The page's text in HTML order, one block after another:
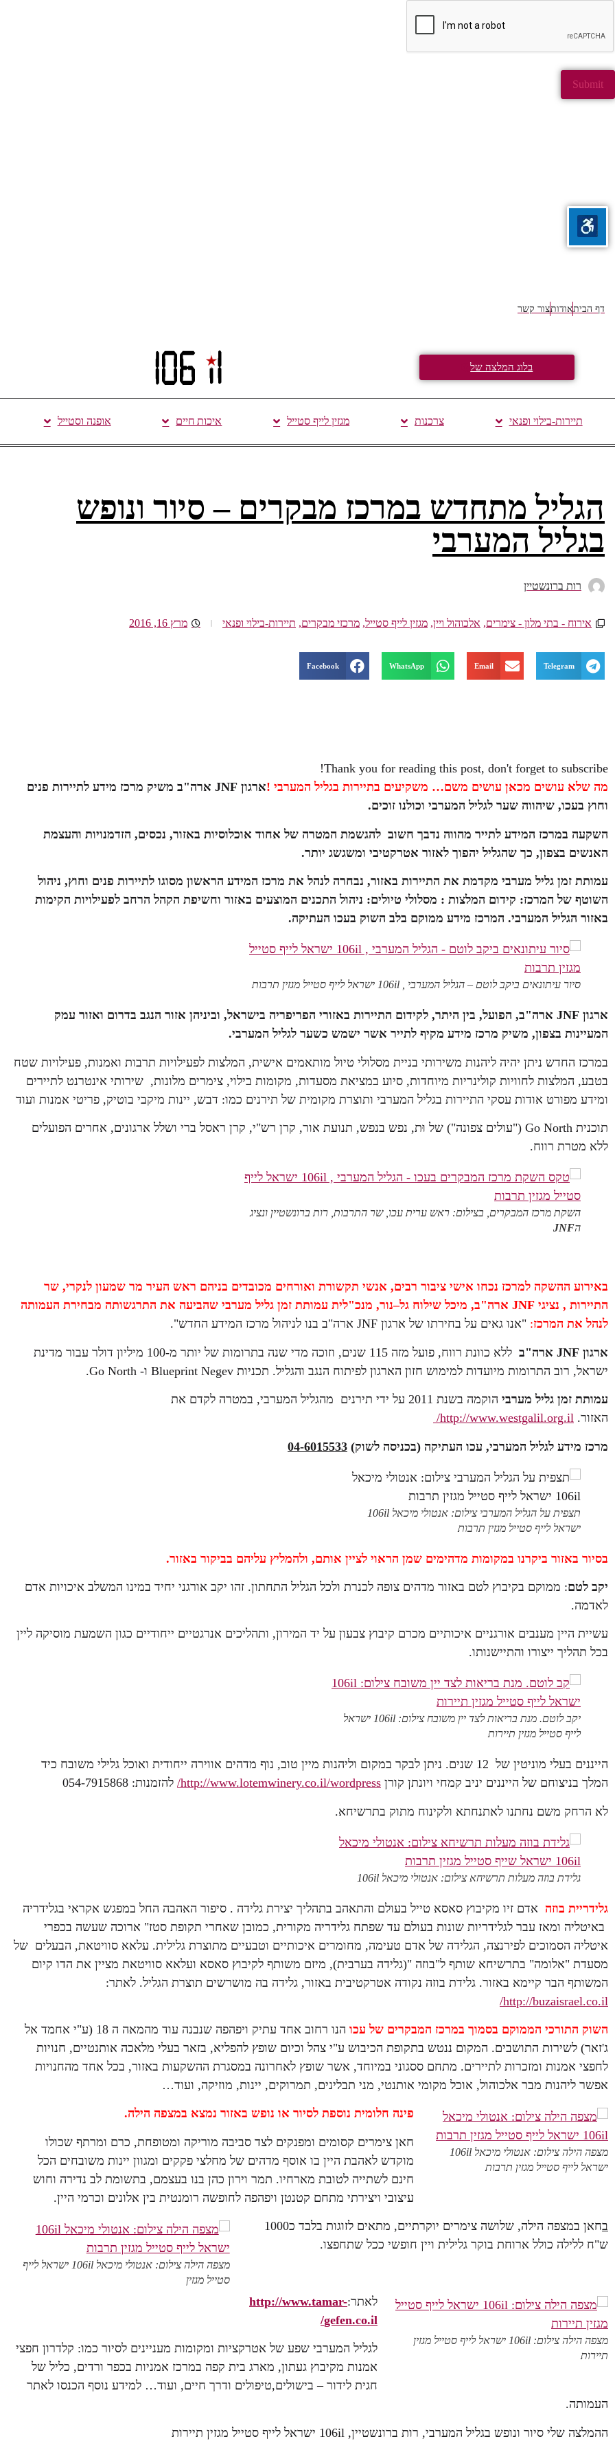
דף הביתאודותצור קשר
בלוג המלצה של
תיירות-בילוי ופנאי צרכנות מגזין לייף סטייל איכות חיים אופנה וסטייל
הגליל מתחדש במרכז מבקרים – סיור ונופש
בגליל המערבי
רות ברונשטיין
אירוח - בתי מלון - צימרים, אלכוהול ויין, מגזין לייף סטייל, מרכזי מבקרים, תיירות-בילוי ופנאי מרץ 16, 2016
Telegram
Email
WhatsApp
Facebook
Thank you for reading this post, don't forget to subscribe!
מה שלא עושים מכאן עושים משם… משקיעים בתיירות בגליל המערבי !ארגון JNF ארה"ב משיק מרכז מידע לתיירות פנים
וחוץ בעכו, שיהווה שער לגליל המערבי וכולנו זוכים.
השקעה במרכז המידע לתייר מהווה נדבך חשוב להגשמת המטרה של אחוד אוכלוסיות באזור, נכסים, הזדמנויות והעצמת
האנשים בצפון, כך שהגליל יהפוך לאזור אטרקטיבי ומשגשג יותר.
עמותת זמן גליל מערבי מקדמת את התיירות באזור, נבחרה לנהל את מרכז המידע הראשון מסוגו לתיירות פנים וחוץ, ניהול
השוטף של המרכז: קידום המלצות : מסלולי טיולים: ניהול התכנים המוצעים באזור וחשיפת הקהל הרחב לפעילויות הקימות
באזור הגליל המערבי. המרכז מידע ממוקם בלב השוק בעכו העתיקה.
סיור עיתונאים ביקב לוטם – הגליל המערבי , 106il ישראל לייף סטייל מגזין תרבות
ארגון JNF ארה"ב, הפועל, בין היתר, לקידום התיירות באזורי הפריפריה בישראל, וביניהן אזור הנגב בדרום ואזור עמק
המעיינות בצפון, משיק מרכז מידע מקיף לתייר אשר ישמש כשער לגליל המערבי.
במרכז החדש ניתן יהיה ליהנות משירותי בניית מסלולי טיול מותאמים אישית, המלצות לפעילויות תרבות ואמנות, פעילויות שטח
בטבע, המלצות לחוויות קולינריות מיוחדות, סיוע במציאת מסעדות, מקומות בילוי, צימרים מלונות, שירותי אינטרנט לתיירים
ומידע מפורט אודות עסקי התיירות בגליל המערבי ותוצרת מקומית של תירנים כמו: דבש, יינות מיקבי בוטיק, פריטי אמנות ועוד
תוכנית Go North ("עולים צפונה") של וּת, נפש בנפש, תנועת אור, קרן רש"י, קרן ראסל ברי ושלל ארגונים, אחרים הפועלים
ללא מטרת רווח.
השקת מרכז המבקרים, בצילום: ראש ערית עכו, שר התרבות, רות ברונשטיין ונציג
הJNF
באירוע ההשקה למרכז נכחו אישי ציבור רבים, אנשי תקשורת ואורחים מכובדים בניהם ראש העיר מר שמעון לנקרי, שר
התיירות , נציגי JNF ארה"ב,
מיכל שילוח גל–נור, מנכ"לית עמותת זמן גליל מערבי שהביעה את התרגשותה מבחירת העמותה
לנהל את המרכז: "אנו גאים על בחירתו של ארגון JNF ארה"ב בנו לניהול מרכז המידע החדש".
ארגון JNF ארה"ב
ללא כוונת רווח, פועל מזה 115 שנים, וזוכה מדי שנה בתרומות של יותר מ-100 מיליון דולר עבור מדינת
ישראל, רוב התרומות מיועדות למימוש חזון הארגון לפיתוח הנגב והגליל. תכניות Blueprint Negev ו- Go North.
עמותת זמן גליל מערבי
הוקמה בשנת 2011 על ידי תירנים מהגליל המערבי, במטרה לקדם את
האזור. http://www.westgalil.org.il/
מרכז מידע לגליל המערבי, עכו העתיקה (בכניסה לשוק) 04-6015533
תצפית על הגליל המערבי צילום: אנטולי מיכאל 106il
ישראל לייף סטייל מגזין תרבות
בסיור באזור ביקרנו במקומות מדהימים שמן הראוי לציין אותם, ולהמליץ עליהם בביקור באזור.
יקב לטם: ממוקם בקיבוץ לטם באזור מדהים צופה לכנרת ולכל הגליל התחתון. זהו יקב אורגני יחיד במינו המשלב איכויות אדם
לאדמה.
עשיית היין מענבים אורגניים איכותיים מכרם קיבוץ צבעון על יד המירון, ותהליכים אנרגטיים ייחודיים כגון השמעת מוסיקה ליין
בכל תהליך ייצורו והתיישנותו.
יקב לוטם. מנת בריאות לצד יין משובח צילום: 106il ישראל
לייף סטייל מגזין תיירות
הייננים בעלי מוניטין של 12 שנים. ניתן לבקר במקום וליהנות מיין טוב, נוף מדהים אווירה ייחודית ואוכל גלילי משובח כיד
המלך בניצוחם של הייננים יניב קמחי ויונתן קורן http://www.lotemwinery.co.il/wordpress/ להזמנות: 054-7915868
לא הרחק משם נחתנו לאתנחתא ולקינוח מתוק בתרשיחא.
גלידת בוזה מעלות תרשיחא צילום: אנטולי מיכאל 106il
גלידריית בוזה אדם זיו מקיבוץ סאסא טייל בעולם והתאהב בתהליך יצירת גלידה . סיפור האהבה החל במפגש אקראי בגלידריה
באיטליה ומאז עבר לגלידריות שונות בעולם עד שפתח גלידריה מקורית, כמובן שאחרי תקופת סטז" ארוכה שעשה בכפרי
איטליה הסמוכים לפירנצה, הגלידה של אדם טעימה, מחומרים איכותיים וטבעיים מתוצרת גלילית. עלאא סוויטאת, הבעלים של
מסעדת "אלומה" בתרשיחא שותף ל"בוזה "(גלידה בערבית), מיזם משותף לקיבוץ סאסא ועלאא סוויטאת מציין את הדו קיום
המשותף הבר קיימא באזור. גלידת בוזה נקודה אטרקטיבית באזור, גלידה בה מושרשים תוצרת הגליל. לאתר:
http://buzaisrael.co.il/
השוק התורכי הממוקם בסמוך במרכז המבקרים של עכו
הנו רחוב אחד עתיק ויפהפה שנבנה עוד מהמאה ה 18 (ע"י אחמד אל
ג'זאר) לשירות התושבים. המקום ננטש בתקופת הכיבוש ע"י צהל וכיום שופץ להפליא, בזאר בעלי מלאכה אותנטיים, חנויות
לחפצי אמנות ומזכרות לתיירים. מתחם ססגוני במיוחד, אשר שופץ לאחרונה במסגרת ההשקעות באזור, בכל אחד מהחנויות
אפשר ליהנות מבר אלכוהול, אוכל מקומי אותנטי, מני תבלינים, תמרוקים, יינות, מוזיקה, ועוד…
מצפה הילה צילום: אנטולי מיכאל 106il
ישראל לייף סטייל מגזין תרבות
פינה חלומית נוספת לסיור או נופש באזור נמצא במצפה הילה.
חאן צימרים קסומים ומפנקים לצד סביבה מוריקה ומטופחת, כרם ומרתף שכולו
מוקדש לאהבת היין בו אוסף מדהים של מחלצי פקקים ומגוון יינות משובחים הכל
חינם לשתייה לטובת מארחיו. תמר וירון כהן בנו בעצמם, בתשומת לב נדירה וחוש
עיצובי ויצירתי מתחם קטנטן ויפהפה לחופשה רומנטית בין אלונים וכרמי היין.
מצפה הילה צילום: אנטולי מיכאל 106il ישראל לייף
סטייל מגזין
ב
חאן במצפה הילה, שלושה צימרים יוקרתיים, מתאים לזוגות בלבד כ1000
ש"ח ללילה כולל ארוחת בוקר גלילית ויין חופשי ככל שתחפצו.
מצפה הילה צילום: 106il ישראל לייף סטייל מגזין
תיירות
לאתר:http://www.tamar-
gefen.co.il/
לגליל המערבי שפע של אטרקציות ומקומות מעניינים לסיור כמו: קלדרון חפצי
אמנות מקיבוץ געתון, מארג בית קפה במרכז אמניות בכפר ורדים, כליל של
חגית לידור – בישולים,טיפולים ודרך חיים, ועוד… למידע נוסף הכנסו לאתר
העמותה.
ההמלצה שלי סיור ונופש בגליל המערבי, רות ברונשטיין, 106il ישראל לייף סטייל מגזין תיירות